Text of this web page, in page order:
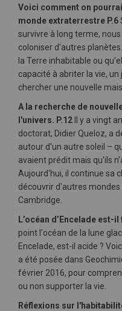
Voici comment on
monde extraterrestre P.6
survivre à long terme,
coloniser d'autres
la Terre inhabitable ou
capacité à abriter la vie,
chercher une nouvelle
A la recherche de
l'univers. P.12
Il y a vingt
doctorat, Didier Queloz, a
autour d'un autre soleil –
avaient prédit mais qu'ils
Aujourd'hui, il continue sa
découvrir d'autres
Cambridge.
L’océan d’Encelade est-
point l'océan de la lune
Encelade, est-il acide ?
a été posée dans
février 2016, pour
ou non supporter la vie.
Réflexions sur